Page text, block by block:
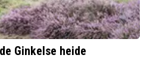
Ginkelse heide